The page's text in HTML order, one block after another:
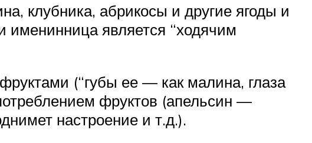
клубника, абрикосы и другие ягоды и
именинница является “ходячим
(“губы ее — как малина, глаза
фруктов (апельсин —
настроение и т.д.).